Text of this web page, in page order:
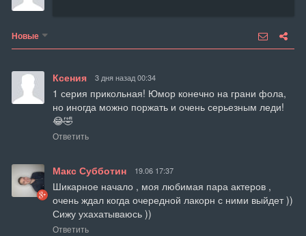
Новые
Ксения 3 дня назад 00:34
1 серия прикольная! Юмор конечно на грани фола,
но иногда можно поржать и очень серьезным леди!
😂🤣
Ответить
Макс Субботин 19.06 17:37
Шикарное начало , моя любимая пара актеров ,
очень ждал когда очередной лакорн с ними выйдет ))
Сижу ухахатываюсь ))
Ответить